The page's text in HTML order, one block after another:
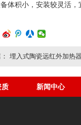
体积小，安装较灵活，
埋入式陶瓷远红外加热
质 新闻中心